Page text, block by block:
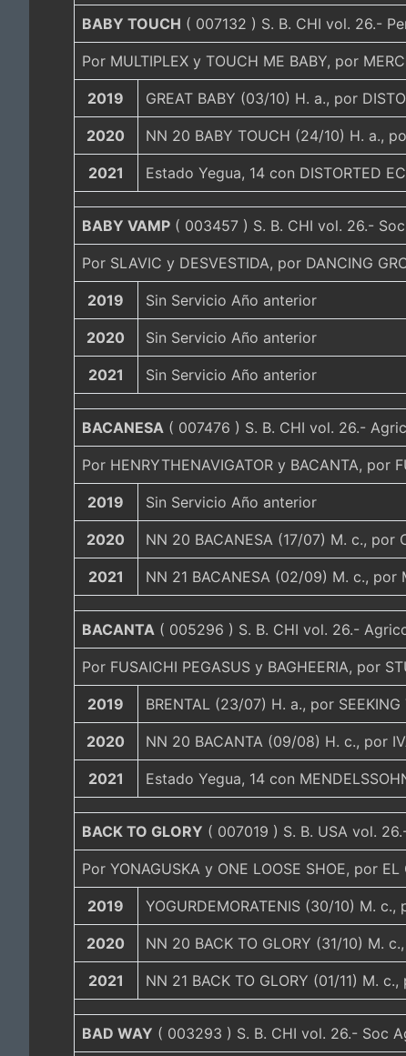
BABY TOUCH ( 007132 ) S. B. CHI vol. 26.-
Por MULTIPLEX y TOUCH ME BABY, por
2019 GREAT BABY (03/10) H. a., por
2020 NN 20 BABY TOUCH (24/10) H. a.,
2021 Estado Yegua, 14 con DISTORTED
BABY VAMP( 003457 ) S. B. CHI vol. 26.-
Por SLAVIC y DESVESTIDA, por DANCING
2019 Sin Servicio Año anterior
2020 Sin Servicio Año anterior
2021 Sin Servicio Año anterior
BACANESA( 007476 ) S. B. CHI vol. 26.-
Por HENRYTHENAVIGATOR y BACANTA, por
2019 Sin Servicio Año anterior
2020 NN 20 BACANESA (17/07) M. c., por
2021 NN 21 BACANESA (02/09) M. c., por
BACANTA( 005296 ) S. B. CHI vol. 26.-
Por FUSAICHI PEGASUS y BAGHEERIA, por
2019 BRENTAL (23/07) H. a., por
2020 NN 20 BACANTA (09/08) H. c., por
2021 Estado Yegua, 14 con
BACK TO GLORY ( 007019 ) S. B. USA vol.
Por YONAGUSKA y ONE LOOSE SHOE, por
2019 YOGURDEMORATENIS (30/10) M.
2020 NN 20 BACK TO GLORY (31/10) M.
2021 NN 21 BACK TO GLORY (01/11) M.
BAD WAY ( 003293 ) S. B. CHI vol. 26.- Soc